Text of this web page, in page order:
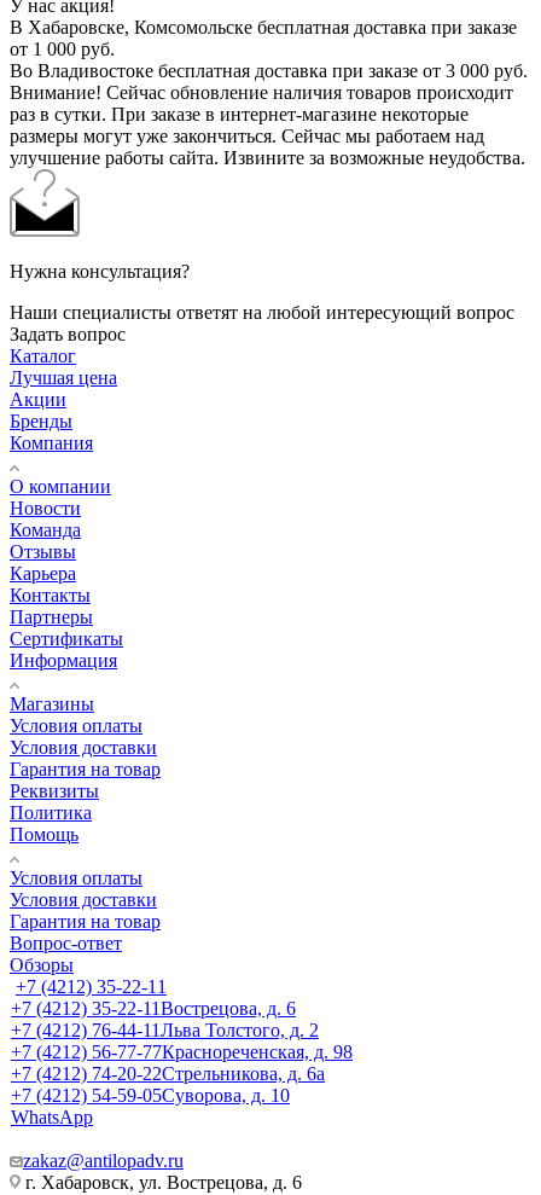
У нас акция!
В Хабаровске, Комсомольске бесплатная доставка при заказе
от 1 000 руб.
Во Владивостоке бесплатная доставка при заказе от 3 000 руб.
Внимание! Сейчас обновление наличия товаров происходит
раз в сутки. При заказе в интернет-магазине некоторые
размеры могут уже закончиться. Сейчас мы работаем над
улучшение работы сайта. Извините за возможные неудобства.
Нужна консультация?
Наши специалисты ответят на любой интересующий вопрос
Задать вопрос
Каталог
Лучшая цена
Акции
Бренды
Компания
О компании
Новости
Команда
Отзывы
Карьера
Контакты
Партнеры
Сертификаты
Информация
Магазины
Условия оплаты
Условия доставки
Гарантия на товар
Реквизиты
Политика
Помощь
Условия оплаты
Условия доставки
Гарантия на товар
Вопрос-ответ
Обзоры
+7 (4212) 35-22-11
+7 (4212) 35-22-11Вострецова, д. 6
+7 (4212) 76-44-11Льва Толстого, д. 2
+7 (4212) 56-77-77Краснореченская, д. 98
+7 (4212) 74-20-22Стрельникова, д. 6а
+7 (4212) 54-59-05Суворова, д. 10
WhatsApp
zakaz@antilopadv.ru
г. Хабаровск, ул. Вострецова, д. 6